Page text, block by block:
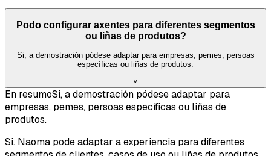
Podo configurar axentes para diferentes segmentos
ou liñas de produtos?
Si, a demostración pódese adaptar para empresas, pemes, persoas
específicas ou liñas de produtos.
˅
En resumoSi, a demostración pódese adaptar para
empresas, pemes, persoas específicas ou liñas de
produtos.
Si. Naoma pode adaptar a experiencia para diferentes